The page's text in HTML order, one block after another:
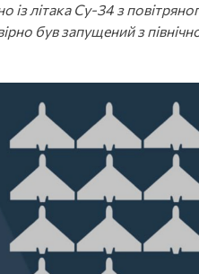
із літака Су-34 з
був запущений з